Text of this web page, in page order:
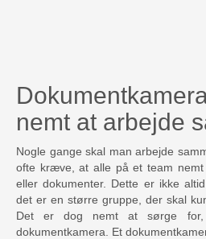
nemt at arbejde
Nogle gange skal man arbejde
ofte kræve, at alle på et team
eller dokumenter. Dette er ikke
det er en større gruppe, der skal
Det er dog nemt at sørge
dokumentkamera. Et